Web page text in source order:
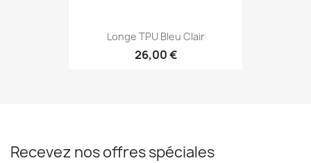
Longe TPU Bleu Clair
26,00 €
Recevez nos offres spéciales